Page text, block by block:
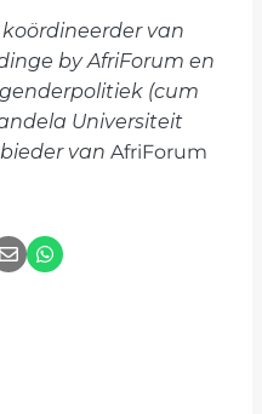
koördineerder van
by AfriForum en
(cum
Universiteit
van AfriForum